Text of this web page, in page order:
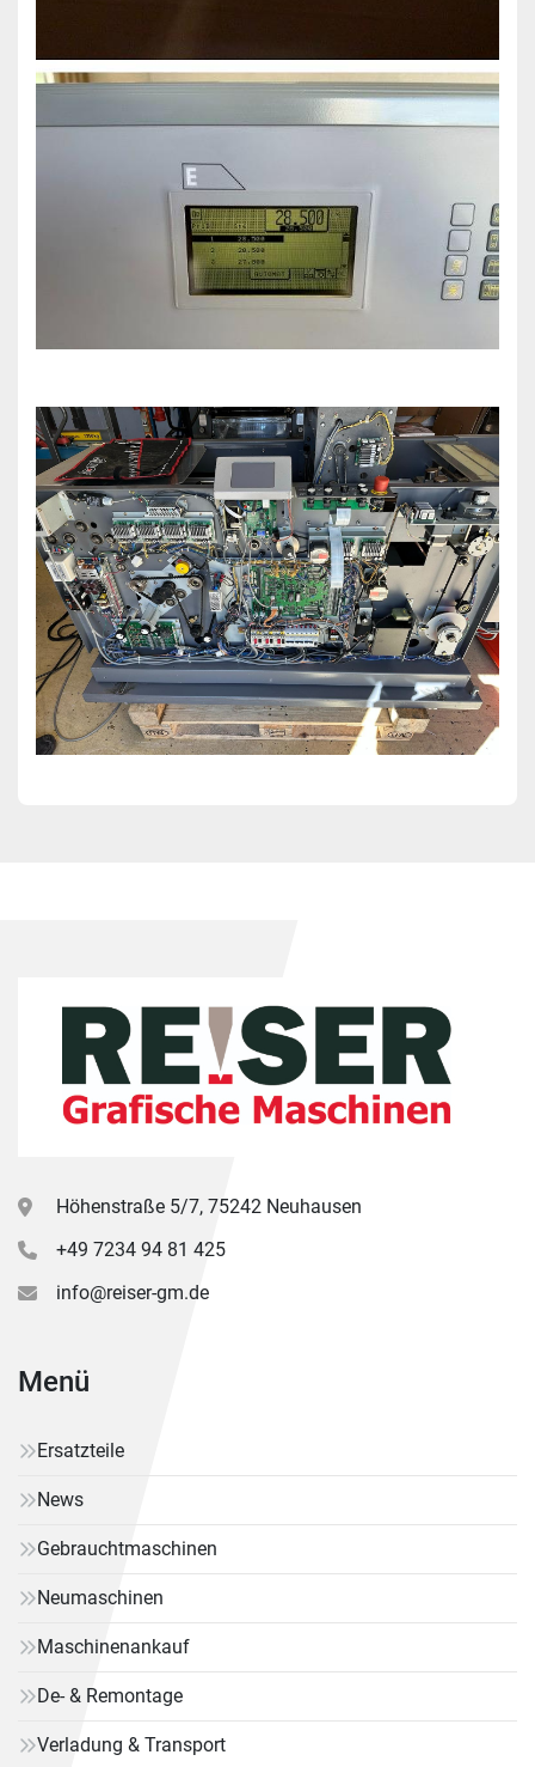
Höhenstraße 5/7, 75242 Neuhausen
+49 7234 94 81 425
info@reiser-gm.de
Menü
Ersatzteile
News
Gebrauchtmaschinen
Neumaschinen
Maschinenankauf
De- & Remontage
Verladung & Transport